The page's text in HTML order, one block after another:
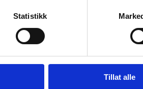
Statistikk
Tillat alle